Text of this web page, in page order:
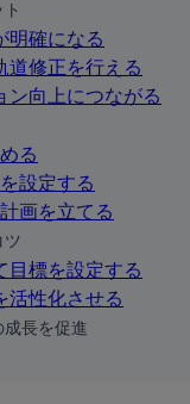
明確になる
道修正を行える
ン向上につながる
る
設定する
画を立てる
ツ
目標を設定する
活性化させる
成長を促進